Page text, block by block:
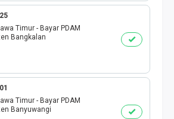
Timur - Bayar PDAM
Bangkalan
Timur - Bayar PDAM
Banyuwangi